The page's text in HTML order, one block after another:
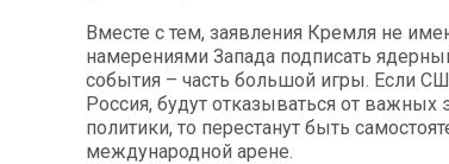
Вместе с тем, заявления Кремля не
намерениями Запада подписать
события – часть большой игры. Если
Россия, будут отказываться от важных
политики, то перестанут быть
международной арене.